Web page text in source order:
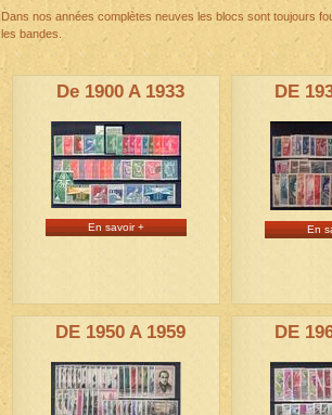
Dans nos années complètes neuves les blocs sont toujours
les bandes.
De 1900 A 1933
En savoir +
DE
En
DE 1950 A 1959 DE